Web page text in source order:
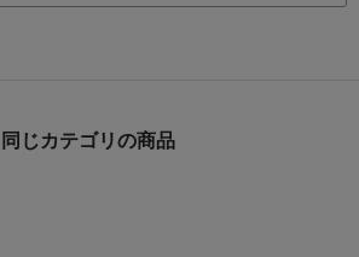
同じカテゴリの商品